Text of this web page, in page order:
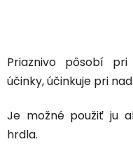
Priaznivo pôsobí
účinky, účinkuje pri
Je možné použiť ju
hrdla.